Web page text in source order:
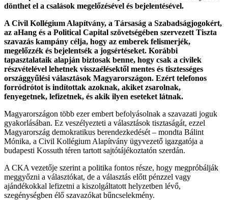
dönthet el a csalások megelőzésével és bejelentésével.
A Civil Kollégium Alapítvány, a Társaság a Szabadságjogokért,
az aHang és a Political Capital szövetségében szervezett Tiszta
szavazás kampány célja, hogy az emberek felismerjék,
megelőzzék és bejelentsék a jogsértéseket. Korábbi
tapasztalataik alapján biztosak benne, hogy csak a civilek
részvételével lehetnek visszaélésektől mentes és tisztességes
országgyűlési választások Magyarországon. Ezért telefonos
forródrótot is indítottak azoknak, akiket zsarolnak,
fenyegetnek, lefizetnek, és akik ilyen eseteket látnak.
Magyarországon több ezer embert befolyásolnak a szavazati joguk
gyakorlásában. Ez veszélyezteti a választások tisztaságát, ezzel
Magyarország demokratikus berendezkedését – mondta Bálint
Mónika, a Civil Kollégium Alapítvány ügyvezető igazgatója a
budapesti Kossuth téren tartott sajtótájékoztatón szerdán.
A CKA vezetője szerint a politika fontos része, hogy megpróbálják
meggyőzni a választókat, de a választás előtt pénzzel vagy
ajándékokkal lefizetni a kiszolgáltatott helyzetben lévő,
szegénységben élő szavazókat bűncselekmény.